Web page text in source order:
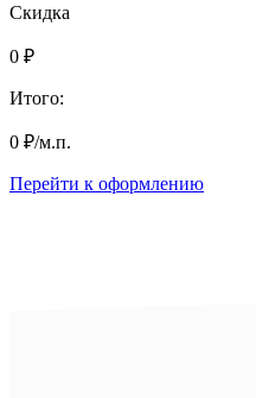
Скидка
0 ₽
Итого:
0 ₽/м.п.
Перейти к оформлению